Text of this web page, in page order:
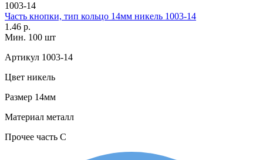
1003-14
Часть кнопки, тип кольцо 14мм никель 1003-14
1.46 р.
Мин. 100 шт
Артикул 1003-14
Цвет никель
Размер 14мм
Материал металл
Прочее часть С